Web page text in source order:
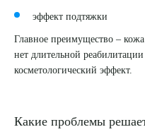
эффект подтяжки
Главное преимущество – кожа
нет длительной
косметологический эффект.
Какие проблемы